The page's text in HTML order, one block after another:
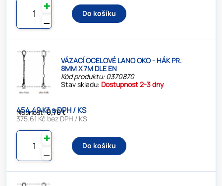
⚊
✚
Do košíku
VÁZACÍ OCELOVÉ LANO OKO - HÁK PR.
8MM X 7M DLE EN
Kód produktu: 0370870
Stav skladu: Dostupnost 2-3 dny
Nosnost:0,70 t
454.49 Kč s DPH / KS
375.61 Kč bez DPH / KS
⚊
✚
Do košíku